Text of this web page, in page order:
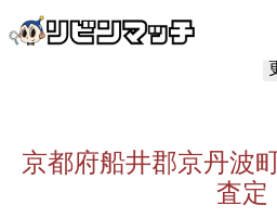
京都府船井郡京丹波
査定